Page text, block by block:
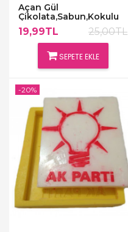
Açan Gül
Çikolata,Sabun,Kokulu
Taş Kalıbı
19,99TL 25,00TL
SEPETE EKLE
-20%